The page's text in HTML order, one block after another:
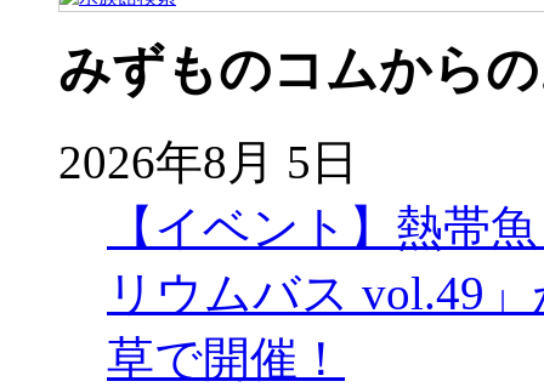
みずものコムから
2026年8月 5日
【イベント】熱帯
リウムバス vol.49
草で開催！